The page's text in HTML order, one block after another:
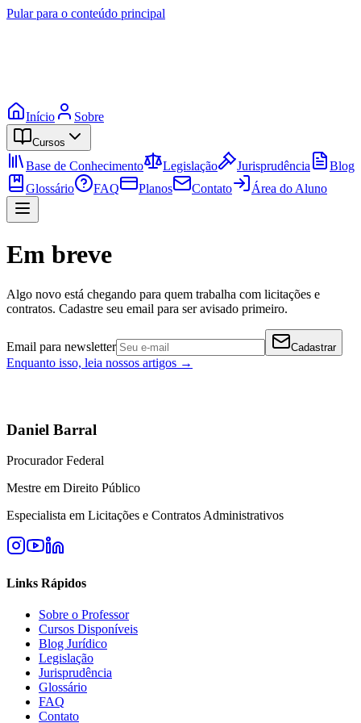
Pular para o conteúdo principal
Início Sobre
Cursos
Base de Conhecimento Legislação Jurisprudência
Blog
Glossário
FAQ Planos Contato Área do Aluno
Em breve
Algo novo está chegando para quem trabalha com licitações e
contratos. Cadastre seu email para ser avisado primeiro.
Email para newsletter Cadastrar
Enquanto isso, leia nossos artigos →
Daniel Barral
Procurador Federal
Mestre em Direito Público
Especialista em Licitações e Contratos Administrativos
Links Rápidos
Sobre o Professor
Cursos Disponíveis
Blog Jurídico
Legislação
Jurisprudência
Glossário
FAQ
Contato